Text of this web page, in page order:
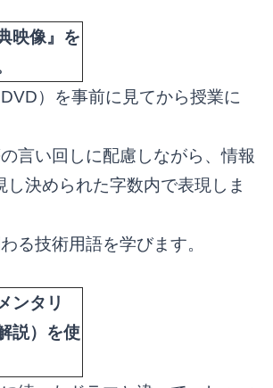
映像』を
）を事前に見てから授業に
言い回しに配慮しながら、情報
し決められた字数内で表現しま
る技術用語を学びます。
ンタリ
説）を使